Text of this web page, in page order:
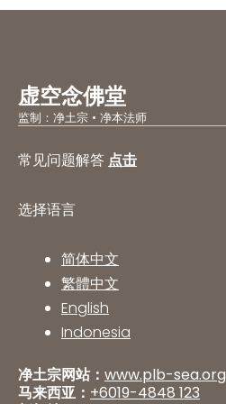
虚空念佛堂
监制：净土宗 • 净本法师
常见问题解答 点击
选择语言
简体中文
繁體中文
English
Indonesia
净土宗网站： www.plb-sea.org
马来西亚： +6019-4848 123